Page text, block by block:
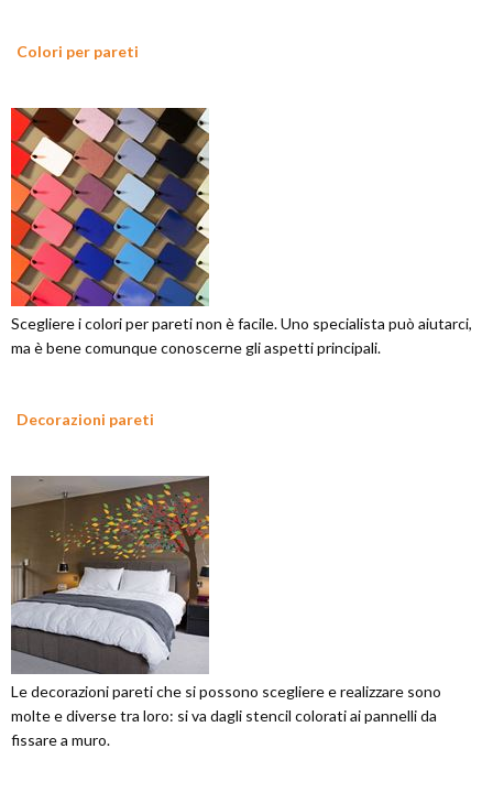
Colori per pareti
Scegliere i colori per pareti non è facile. Uno specialista può aiutarci,
ma è bene comunque conoscerne gli aspetti principali.
Decorazioni pareti
Le decorazioni pareti che si possono scegliere e realizzare sono
molte e diverse tra loro: si va dagli stencil colorati ai pannelli da
fissare a muro.